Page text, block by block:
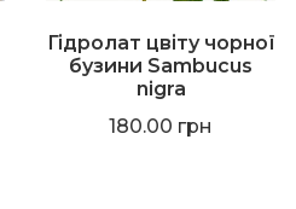
Гідролат цвіту чорної
бузини Sambucus
nigra
180.00 грн